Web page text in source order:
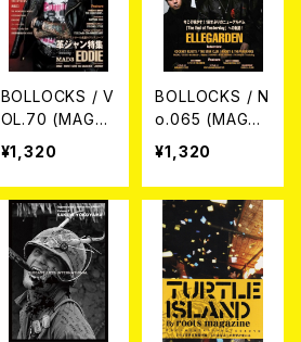
BOLLOCKS / V
OL.70 (MAGAZ
INE)
¥1,320
BOLLOCKS / N
o.065 (MAGAZ
INE)
¥1,320